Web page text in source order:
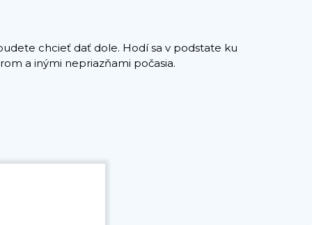
chcieť dať dole. Hodí sa v podstate ku
a inými nepriazňami počasia.